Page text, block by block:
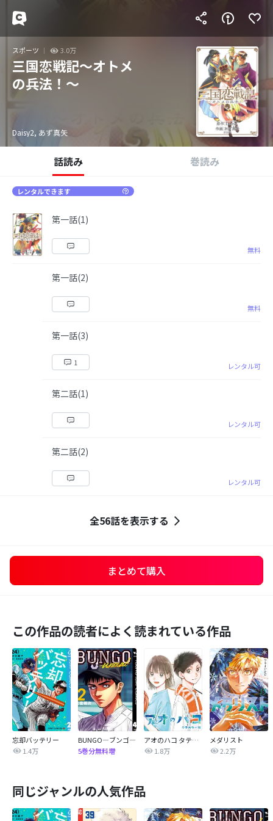
スポーツ 3.0万
三国恋戦記～オトメ
の兵法！～
Daisy2, あず真矢
話読み 巻読み
レンタルできます
第一話(1)
無料
第一話(2)
無料
第一話(3)
1 レンタル可
第二話(1)
レンタル可
第二話(2)
レンタル可
全56話を表示する
まとめて購入
この作品の読者によく読まれている作品
忘却バッテリー
1.4万
BUNGO―ブンゴ―
5巻分無料増
アオのハコ タテカラー版【タテヨミ】
1.8万
メダリスト
2.2万
同じジャンルの人気作品